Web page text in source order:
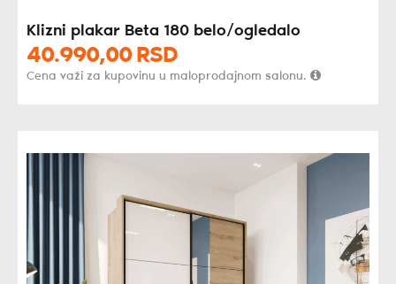
Klizni plakar Beta 180 belo/ogledalo
40.990,00 RSD
Cena važi za kupovinu u maloprodajnom salonu.